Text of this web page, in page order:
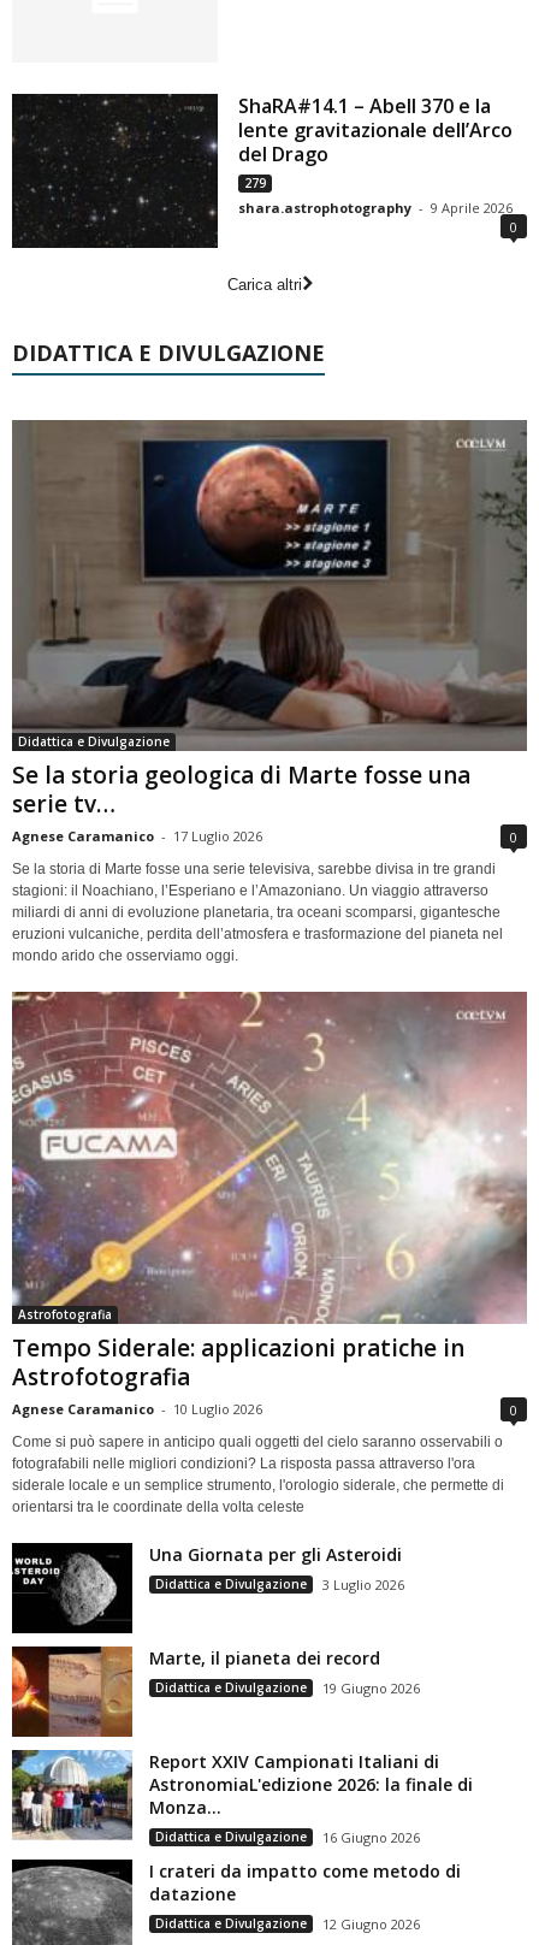
ShaRA#14.1 – Abell 370 e la
lente gravitazionale dell’Arco
del Drago
279
shara.astrophotography - 9 Aprile 2026
0
Carica altri
DIDATTICA E DIVULGAZIONE
Didattica e Divulgazione
Se la storia geologica di Marte fosse una
serie tv…
Agnese Caramanico - 17 Luglio 2026 0
Se la storia di Marte fosse una serie televisiva, sarebbe divisa in tre grandi
stagioni: il Noachiano, l’Esperiano e l’Amazoniano. Un viaggio attraverso
miliardi di anni di evoluzione planetaria, tra oceani scomparsi, gigantesche
eruzioni vulcaniche, perdita dell’atmosfera e trasformazione del pianeta nel
mondo arido che osserviamo oggi.
Astrofotografia
Tempo Siderale: applicazioni pratiche in
Astrofotografia
Agnese Caramanico - 10 Luglio 2026 0
Come si può sapere in anticipo quali oggetti del cielo saranno osservabili o
fotografabili nelle migliori condizioni? La risposta passa attraverso l'ora
siderale locale e un semplice strumento, l'orologio siderale, che permette di
orientarsi tra le coordinate della volta celeste
Una Giornata per gli Asteroidi
Didattica e Divulgazione 3 Luglio 2026
Marte, il pianeta dei record
Didattica e Divulgazione 19 Giugno 2026
Report XXIV Campionati Italiani di
AstronomiaL'edizione 2026: la finale di
Monza...
Didattica e Divulgazione 16 Giugno 2026
I crateri da impatto come metodo di
datazione
Didattica e Divulgazione 12 Giugno 2026